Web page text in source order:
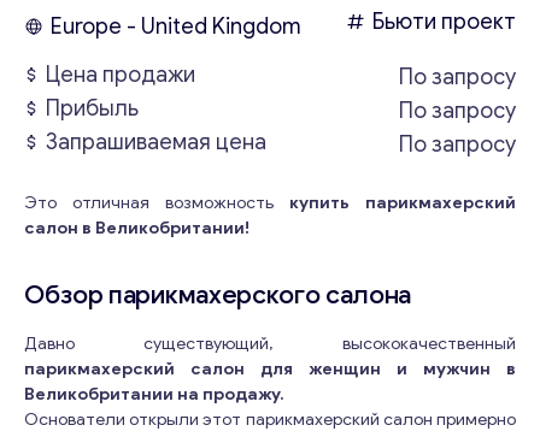
Europe - United Kingdom
Бьюти проект
Цена продажи
По запросу
Прибыль
По запросу
Запрашиваемая цена
По запросу
Это отличная возможность купить парикмахерский
салон в Великобритании!
Обзор парикмахерского салона
Давно существующий, высококачественный
парикмахерский салон для женщин и мужчин в
Великобритании на продажу.
Основатели открыли этот парикмахерский салон примерно